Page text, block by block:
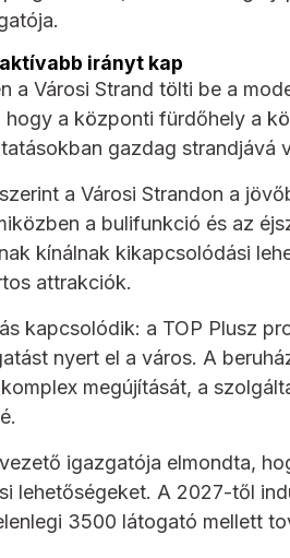
irányt kap
a Városi Strand tölti be a
a központi fürdőhely a
gazdag strandjává
a Városi Strandon a
a bulifunkció és az
kínálnak kikapcsolódási
attrakciók.
kapcsolódik: a TOP Plusz
nyert el a város. A
megújítását, a
igazgatója elmondta,
lehetőségeket. A 2027-től
3500 látogató mellett